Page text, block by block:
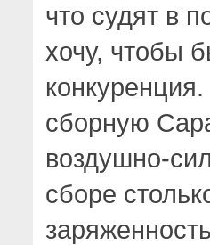
что судят в
хочу, чтобы
сборную
воздушно-
сборе